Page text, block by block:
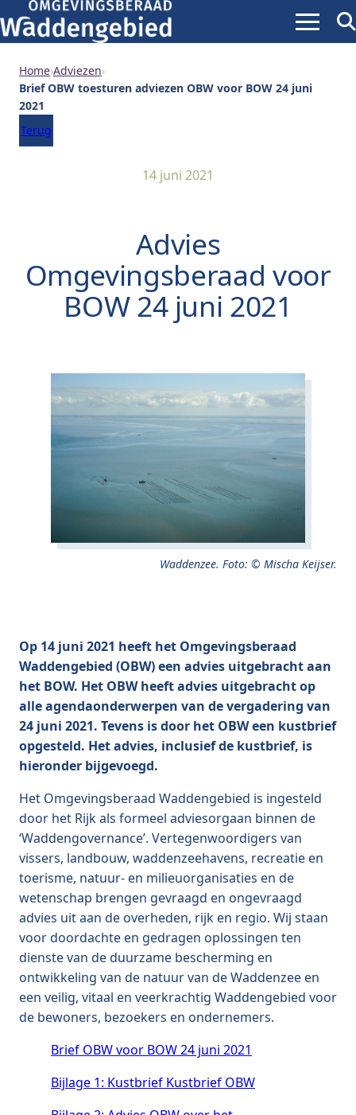
Menu
Home›Adviezen›
Brief OBW toesturen adviezen OBW voor BOW 24 juni
2021
Terug
14 juni 2021
Advies
Omgevingsberaad voor
BOW 24 juni 2021
Waddenzee. Foto: © Mischa Keijser.
Op 14 juni 2021 heeft het Omgevingsberaad
Waddengebied (OBW) een advies uitgebracht aan
het BOW. Het OBW heeft advies uitgebracht op
alle agendaonderwerpen van de vergadering van
24 juni 2021. Tevens is door het OBW een kustbrief
opgesteld. Het advies, inclusief de kustbrief, is
hieronder bijgevoegd.
Het Omgevingsberaad Waddengebied is ingesteld
door het Rijk als formeel adviesorgaan binnen de
‘Waddengovernance’. Vertegenwoordigers van
vissers, landbouw, waddenzeehavens, recreatie en
toerisme, natuur- en milieuorganisaties en de
wetenschap brengen gevraagd en ongevraagd
advies uit aan de overheden, rijk en regio. Wij staan
voor doordachte en gedragen oplossingen ten
dienste van de duurzame bescherming en
ontwikkeling van de natuur van de Waddenzee en
een veilig, vitaal en veerkrachtig Waddengebied voor
de bewoners, bezoekers en ondernemers.
Brief OBW voor BOW 24 juni 2021
Bijlage 1: Kustbrief Kustbrief OBW